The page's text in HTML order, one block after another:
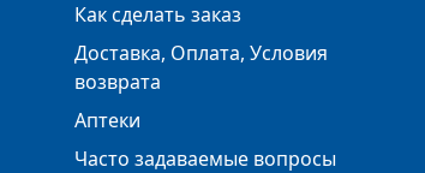
Как сделать заказ
Доставка, Оплата, Условия
возврата
Аптеки
Часто задаваемые вопросы